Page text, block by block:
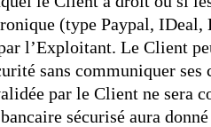
(type Paypal,
l’Exploitant. Le Client
sans communiquer ses
par le Client ne sera
sécurisé aura